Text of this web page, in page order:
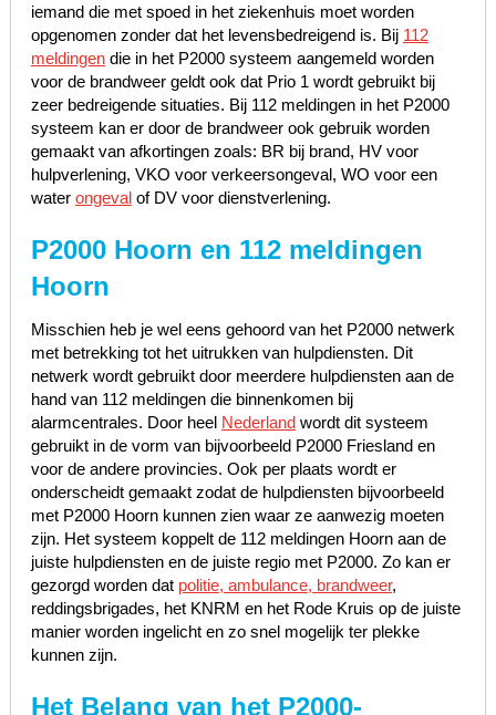
iemand die met spoed in het ziekenhuis moet worden
opgenomen zonder dat het levensbedreigend is. Bij 112
meldingendie in het P2000 systeem aangemeld worden
voor de brandweer geldt ook dat Prio 1 wordt gebruikt bij
zeer bedreigende situaties. Bij 112 meldingen in het P2000
systeem kan er door de brandweer ook gebruik worden
gemaakt van afkortingen zoals: BR bij brand, HV voor
hulpverlening, VKO voor verkeersongeval, WO voor een
water ongevalof DV voor dienstverlening.
P2000 Hoorn en 112 meldingen
Hoorn
Misschien heb je wel eens gehoord van het P2000 netwerk
met betrekking tot het uitrukken van hulpdiensten. Dit
netwerk wordt gebruikt door meerdere hulpdiensten aan de
hand van 112 meldingen die binnenkomen bij
alarmcentrales. Door heel Nederlandwordt dit systeem
gebruikt in de vorm van bijvoorbeeld P2000 Friesland en
voor de andere provincies. Ook per plaats wordt er
onderscheidt gemaakt zodat de hulpdiensten bijvoorbeeld
met P2000 Hoorn kunnen zien waar ze aanwezig moeten
zijn. Het systeem koppelt de 112 meldingen Hoorn aan de
juiste hulpdiensten en de juiste regio met P2000. Zo kan er
gezorgd worden dat politie, ambulance, brandweer,
reddingsbrigades, het KNRM en het Rode Kruis op de juiste
manier worden ingelicht en zo snel mogelijk ter plekke
kunnen zijn.
Het Belang van het P2000-